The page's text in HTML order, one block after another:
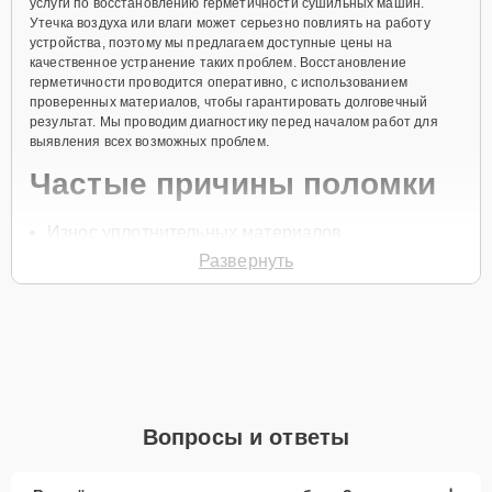
Утечка воздуха или влаги может серьезно повлиять на работу
устройства, поэтому мы предлагаем доступные цены на
качественное устранение таких проблем. Восстановление
герметичности проводится оперативно, с использованием
проверенных материалов, чтобы гарантировать долговечный
результат. Мы проводим диагностику перед началом работ для
выявления всех возможных проблем.
Частые причины поломки
Износ уплотнительных материалов
Повреждение соединений
. Специалист перезвонит в течение минуты для уточнения
всех деталей и записи на ремонт.
Развернуть
Вопросы и ответы